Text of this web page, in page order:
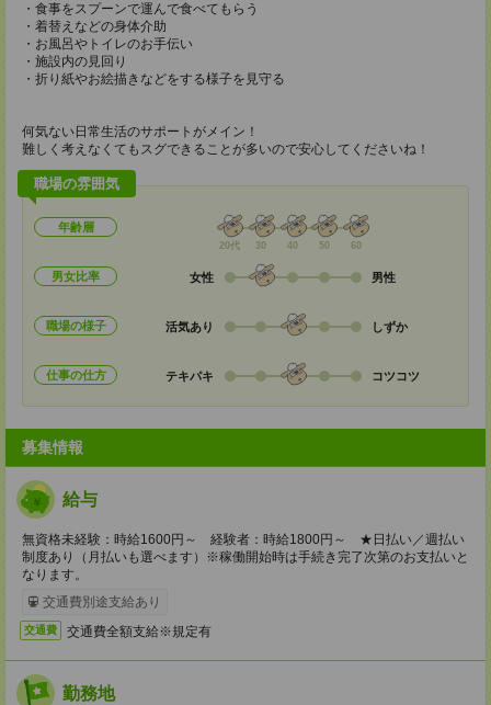
・食事をスプーンで運んで食べてもらう
・着替えなどの身体介助
・お風呂やトイレのお手伝い
・施設内の見回り
・折り紙やお絵描きなどをする様子を見守る
何気ない日常生活のサポートがメイン！
難しく考えなくてもスグできることが多いので安心してくださいね！
職場の雰囲気
年齢層
20代 30 40 50 60
男女比率 女性 男性
職場の様子 活気あり しずか
仕事の仕方 テキパキ コツコツ
募集情報
給与
無資格未経験：時給1600円～ 経験者：時給1800円～ ★日払い／週払い
制度あり（月払いも選べます）※稼働開始時は手続き完了次第のお支払いと
なります。
交通費別途支給あり
交通費 交通費全額支給※規定有
勤務地